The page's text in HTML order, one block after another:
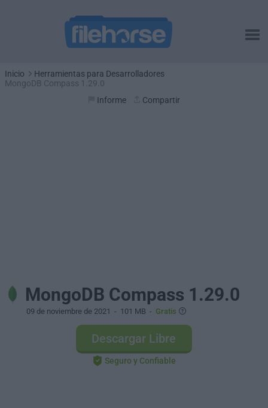
Inicio
Herramientas para Desarrolladores
MongoDB Compass 1.29.0
Informe
Compartir
MongoDB Compass 1.29.0
09 de noviembre de 2021 - 101 MB - Gratis
Descargar Libre
Seguro y Confiable